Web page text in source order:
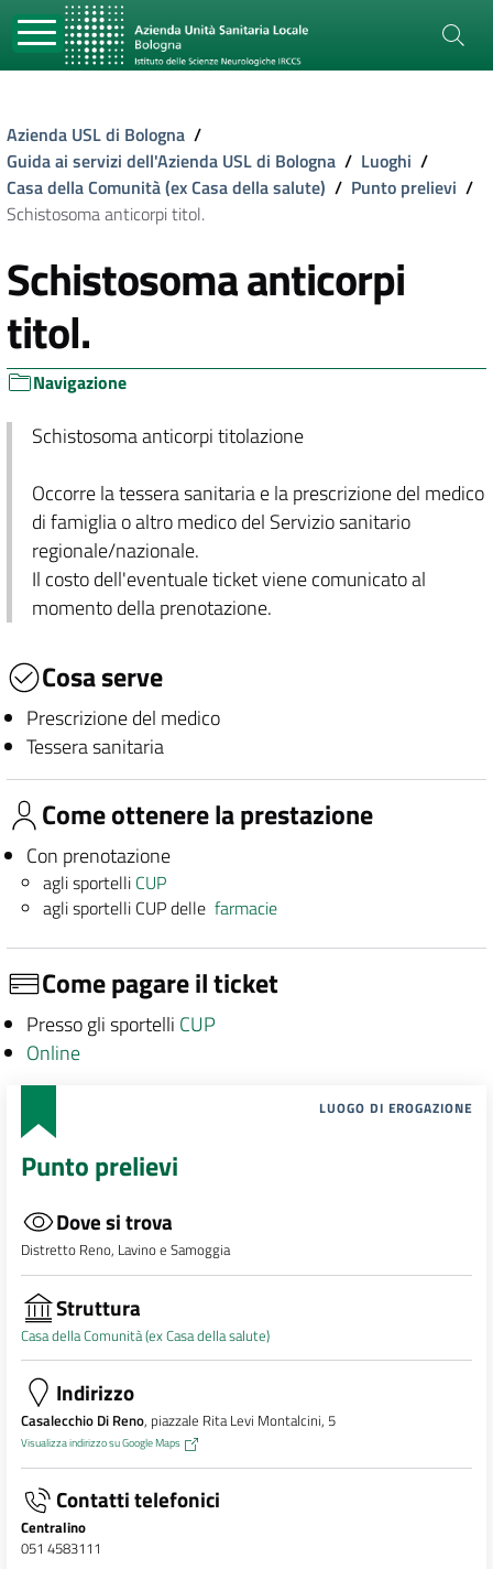
Azienda USL di Bologna /
Guida ai servizi dell'Azienda USL di Bologna / Luoghi /
Casa della Comunità (ex Casa della salute) / Punto prelievi /
Schistosoma anticorpi titol.
Schistosoma anticorpi
titol.
Navigazione
Schistosoma anticorpi titolazione
Occorre la tessera sanitaria e la prescrizione del medico
di famiglia o altro medico del Servizio sanitario
regionale/nazionale.
Il costo dell'eventuale ticket viene comunicato al
momento della prenotazione.
Cosa serve
Prescrizione del medico
Tessera sanitaria
Come ottenere la prestazione
Con prenotazione
agli sportelli CUP
agli sportelli CUP dellefarmacie
Come pagare il ticket
Presso gli sportelli CUP
Online
LUOGO DI EROGAZIONE
Punto prelievi
Dove si trova
Distretto Reno, Lavino e Samoggia
Struttura
Casa della Comunità (ex Casa della salute)
Indirizzo
Casalecchio Di Reno, piazzale Rita Levi Montalcini, 5
Visualizza indirizzo su Google Maps
Contatti telefonici
Centralino
051 4583111